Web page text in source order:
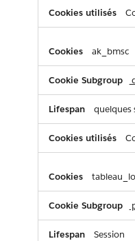
ak_bmsc
quelques
Session